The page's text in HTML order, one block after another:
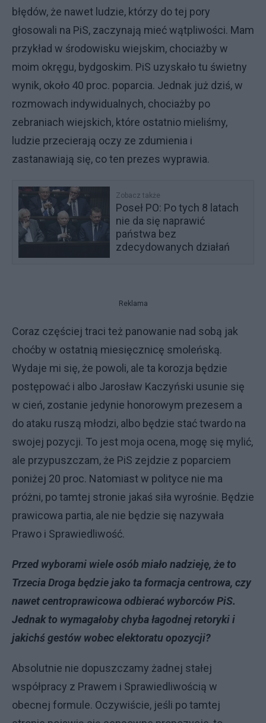
błędów, że nawet ludzie, którzy do tej pory
głosowali na PiS, zaczynają mieć wątpliwości. Mam
przykład w środowisku wiejskim, chociażby w
moim okręgu, bydgoskim. PiS uzyskało tu świetny
wynik, około 40 proc. poparcia. Jednak już dziś, w
rozmowach indywidualnych, chociażby po
zebraniach wiejskich, które ostatnio mieliśmy,
ludzie przecierają oczy ze zdumienia i
zastanawiają się, co ten prezes wyprawia.
Zobacz także
Poseł PO: Po tych 8 latach
nie da się naprawić
państwa bez
zdecydowanych działań
Reklama
Coraz częściej traci też panowanie nad sobą jak
choćby w ostatnią miesięcznicę smoleńską.
Wydaje mi się, że powoli, ale ta korozja będzie
postępować i albo Jarosław Kaczyński usunie się
w cień, zostanie jedynie honorowym prezesem a
do ataku ruszą młodzi, albo będzie stać twardo na
swojej pozycji. To jest moja ocena, mogę się mylić,
ale przypuszczam, że PiS zejdzie z poparciem
poniżej 20 proc. Natomiast w polityce nie ma
próżni, po tamtej stronie jakaś siła wyrośnie. Będzie
prawicowa partia, ale nie będzie się nazywała
Prawo i Sprawiedliwość.
Przed wyborami wiele osób miało nadzieję, że to
Trzecia Droga będzie jako ta formacja centrowa, czy
nawet centroprawicowa odbierać wyborców PiS.
Jednak to wymagałoby chyba łagodnej retoryki i
jakichś gestów wobec elektoratu opozycji?
Absolutnie nie dopuszczamy żadnej stałej
współpracy z Prawem i Sprawiedliwością w
obecnej formule. Oczywiście, jeśli po tamtej